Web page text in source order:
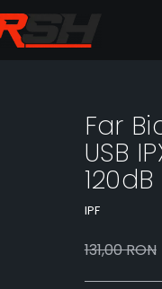
Far
USB
120dB
IPF
131,00 RON